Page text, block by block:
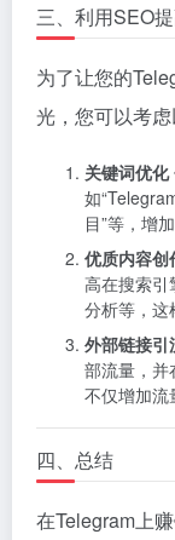
三、利用SEO
为了让您的
光，您可以考
关键词优化
如
目”等，增
优质内容创
高在搜索引
分析等，这
外部链接引
部流量，并
不仅增加流
四、总结
在Telegram上